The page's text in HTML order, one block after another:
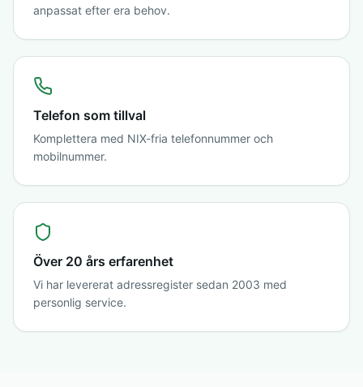
anpassat efter era behov.
Telefon som tillval
Komplettera med NIX-fria telefonnummer och
mobilnummer.
Över 20 års erfarenhet
Vi har levererat adressregister sedan 2003 med
personlig service.